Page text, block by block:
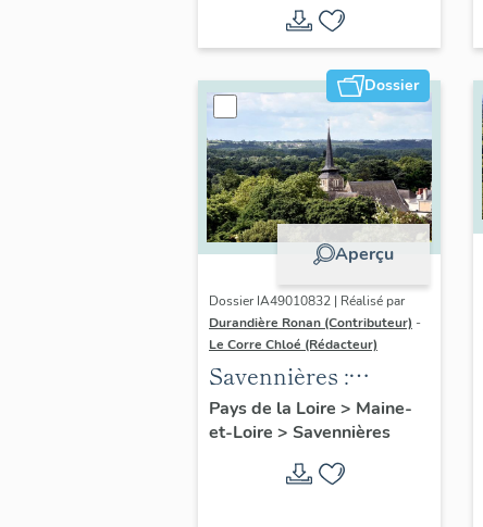
Dossier
Aperçu
Dossier IA49010832 | Réalisé par
Durandière Ronan (Contributeur) -
Le Corre Chloé (Rédacteur)
Savennières :
présentation de la
commune
Pays de la Loire > Maine-
et-Loire > Savennières